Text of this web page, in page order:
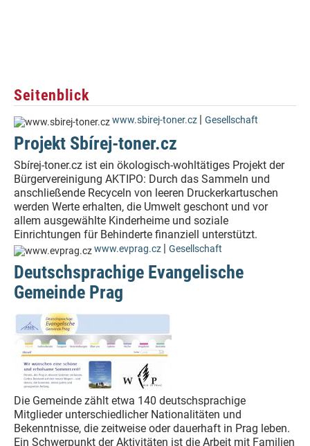
Seitenblick
www.sbirej-toner.cz | Gesellschaft
Projekt Sbírej-toner.cz
Sbírej-toner.cz ist ein ökologisch-wohltätiges Projekt der
Bürgervereinigung AKTIPO: Durch das Sammeln und
anschließende Recyceln von leeren Druckerkartuschen
werden Werte erhalten, die Umwelt geschont und vor
allem ausgewählte Kinderheime und soziale
Einrichtungen für Behinderte finanziell unterstützt.
www.evprag.cz | Gesellschaft
Deutschsprachige Evangelische
Gemeinde Prag
Die Gemeinde zählt etwa 140 deutschsprachige
Mitglieder unterschiedlicher Nationalitäten und
Bekenntnisse, die zeitweise oder dauerhaft in Prag leben.
Ein Schwerpunkt der Aktivitäten ist die Arbeit mit Familien